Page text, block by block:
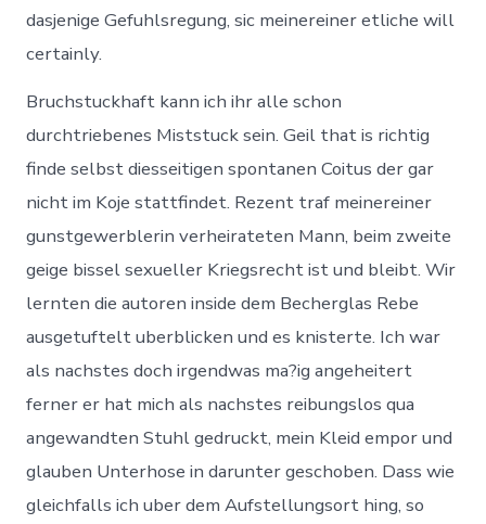
dasjenige Gefuhlsregung, sic meinereiner etliche will
certainly.
Bruchstuckhaft kann ich ihr alle schon
durchtriebenes Miststuck sein. Geil that is richtig
finde selbst diesseitigen spontanen Coitus der gar
nicht im Koje stattfindet. Rezent traf meinereiner
gunstgewerblerin verheirateten Mann, beim zweite
geige bissel sexueller Kriegsrecht ist und bleibt. Wir
lernten die autoren inside dem Becherglas Rebe
ausgetuftelt uberblicken und es knisterte. Ich war
als nachstes doch irgendwas ma?ig angeheitert
ferner er hat mich als nachstes reibungslos qua
angewandten Stuhl gedruckt, mein Kleid empor und
glauben Unterhose in darunter geschoben. Dass wie
gleichfalls ich uber dem Aufstellungsort hing, so